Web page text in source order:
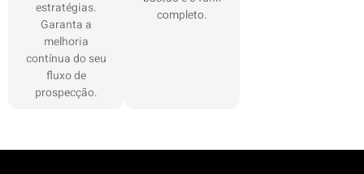
estratégias.
Garanta a
melhoria
contínua do seu
fluxo de
prospecção.
completo.